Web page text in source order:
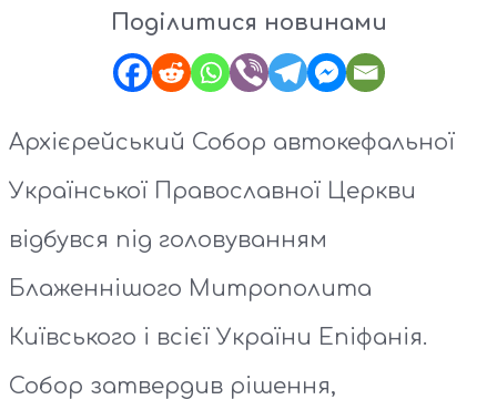
Поділитися новинами
Архієрейський Собор автокефальної
Української Православної Церкви
відбувся під головуванням
Блаженнішого Митрополита
Київського і всієї України Епіфанія.
Собор затвердив рішення,